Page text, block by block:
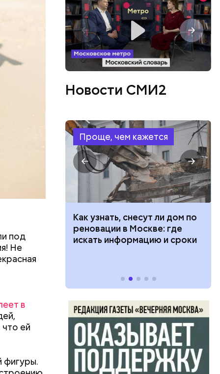
под
Не
в
ей
фигуры.
о
ли
от
Новости СМИ2
Проще, чем кажется
кто может
нужны
Как узнать, снесут ли дом по
реновации в Москве: где
искать информацию и сроки